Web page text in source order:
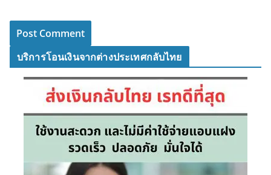
บริการโอนเงินจากต่างประเทศกลับไทย